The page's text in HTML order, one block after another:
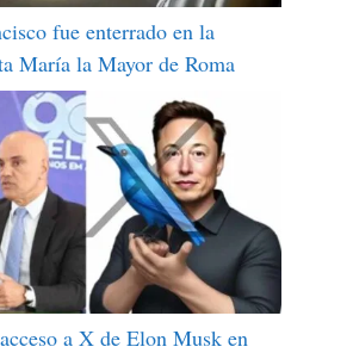
fue enterrado en la
María la Mayor de Roma
a X de Elon Musk en